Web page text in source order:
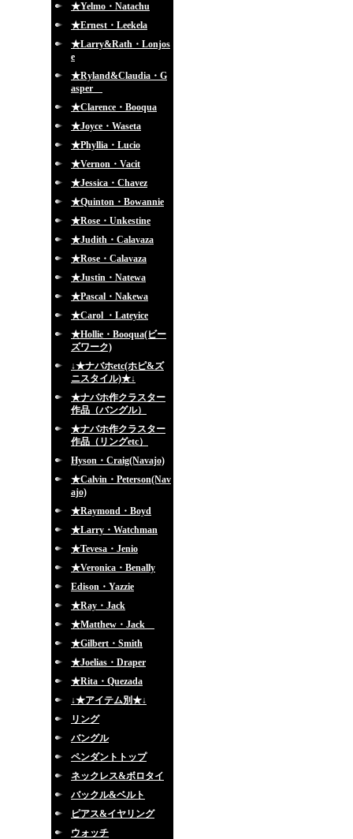
★Yelmo・Natachu
★Ernest・Leekela
★Larry&Rath・Lonjos
e
★Ryland&Claudia・G
asper
★Clarence・Booqua
★Joyce・Waseta
★Phyllia・Lucio
★Vernon・Vacit
★Jessica・Chavez
★Quinton・Bowannie
★Rose・Unkestine
★Judith・Calavaza
★Rose・Calavaza
★Justin・Natewa
★Pascal・Nakewa
★Carol ・Lateyice
★Hollie・Booqua(ビー
ズワーク)
↓★ナバホetc(ホピ&ズ
ニスタイル)★↓
★ナバホ作クラスター
作品（バングル）
★ナバホ作クラスター
作品（リングetc）
Hyson・Craig(Navajo)
★Calvin・Peterson(Nav
ajo)
★Raymond・Boyd
★Larry・Watchman
★Tevesa・Jenio
★Veronica・Benally
Edison・Yazzie
★Ray・Jack
★Matthew・Jack
★Gilbert・Smith
★Joelias・Draper
★Rita・Quezada
↓★アイテム別★↓
リング
バングル
ペンダントトップ
ネックレス&ボロタイ
バックル&ベルト
ピアス&イヤリング
ウォッチ